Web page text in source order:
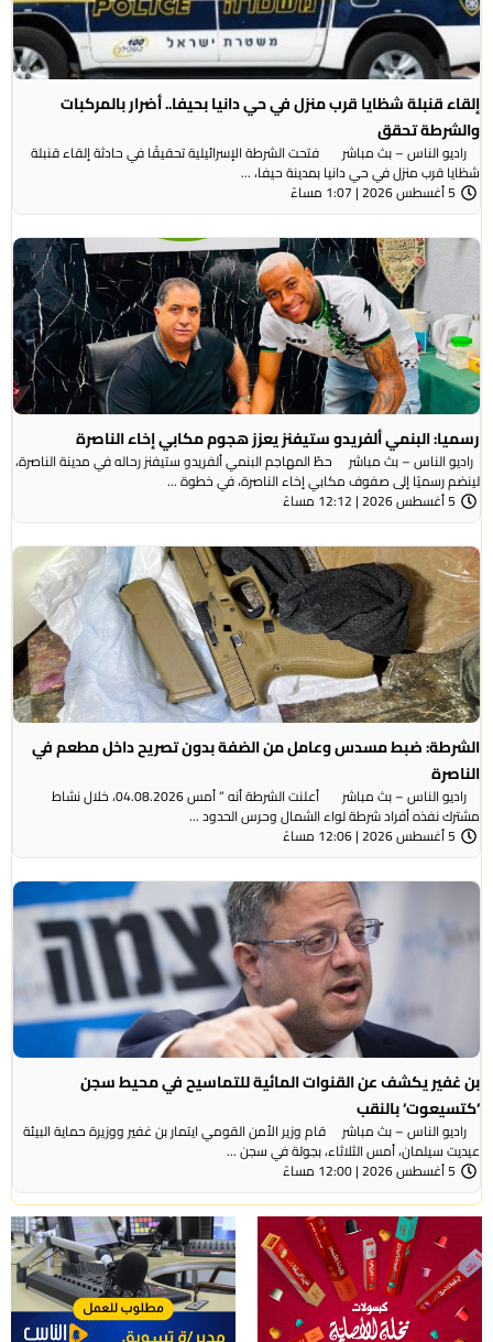
إلقاء قنبلة شظايا قرب منزل في حي دانيا بحيفا.. أضرار بالمركبات
والشرطة تحقق
راديو الناس – بث مباشر فتحت الشرطة الإسرائيلية تحقيقًا في حادثة إلقاء قنبلة
شظايا قرب منزل في حي دانيا بمدينة حيفا، ...
5 أغسطس 2026 | 1:07 مساءً
رسميا: البنمي ألفريدو ستيفنز يعزز هجوم مكابي إخاء الناصرة
راديو الناس – بث مباشر حطّ المهاجم البنمي ألفريدو ستيفنز رحاله في مدينة الناصرة،
لينضم رسميًا إلى صفوف مكابي إخاء الناصرة، في خطوة ...
5 أغسطس 2026 | 12:12 مساءً
الشرطة: ضبط مسدس وعامل من الضفة بدون تصريح داخل مطعم في
الناصرة
راديو الناس – بث مباشر أعلنت الشرطة أنه ” أمس 04.08.2026، خلال نشاط
مشترك نفذه أفراد شرطة لواء الشمال وحرس الحدود ...
5 أغسطس 2026 | 12:06 مساءً
بن غفير يكشف عن القنوات المائية للتماسيح في محيط سجن
‘كتسيعوت‘ بالنقب
راديو الناس – بث مباشر قام وزير الأمن القومي ايتمار بن غفير ووزيرة حماية البيئة
عيديت سيلمان، أمس الثلاثاء، بجولة في سجن ...
5 أغسطس 2026 | 12:00 مساءً